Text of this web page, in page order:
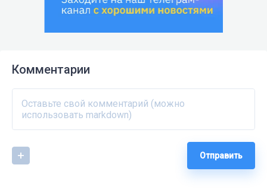
Комментарии
Отправить